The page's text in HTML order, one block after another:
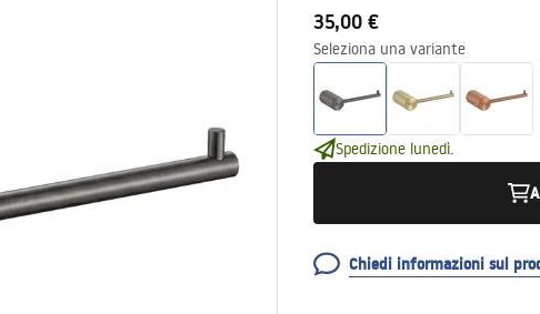
35,00 €
Seleziona una variante
Spedizione lunedì.
Chiedi informazioni sul